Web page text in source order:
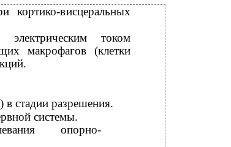
висцеральных
электрическим током
макрофагов (клетки
в стадии разрешения.
системы.
опорно-